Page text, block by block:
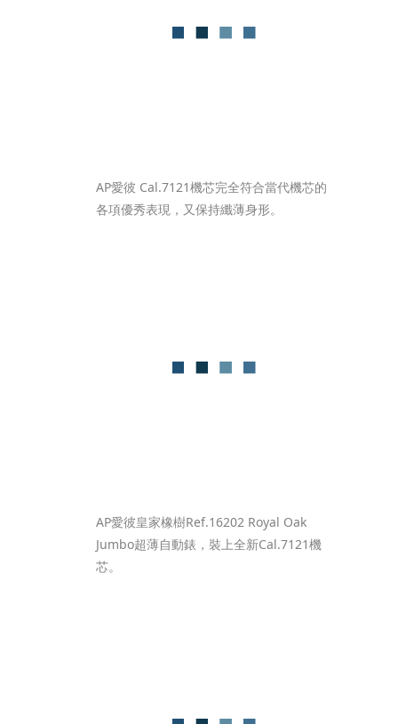
AP愛彼 Cal.7121機芯完全符合當代機芯的
各項優秀表現，又保持纖薄身形。
AP愛彼皇家橡樹Ref.16202 Royal Oak
Jumbo超薄自動錶，裝上全新Cal.7121機
芯。